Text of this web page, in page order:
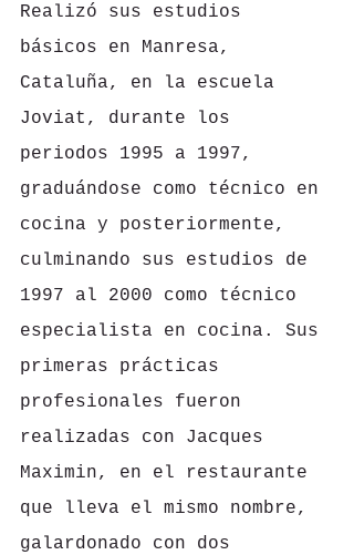
Realizó sus estudios
básicos en Manresa,
Cataluña, en la escuela
Joviat, durante los
periodos 1995 a 1997,
graduándose como técnico en
cocina y posteriormente,
culminando sus estudios de
1997 al 2000 como técnico
especialista en cocina. Sus
primeras prácticas
profesionales fueron
realizadas con Jacques
Maximin, en el restaurante
que lleva el mismo nombre,
galardonado con dos